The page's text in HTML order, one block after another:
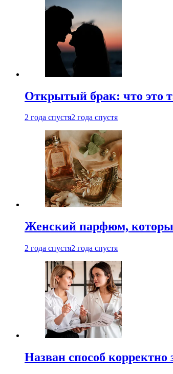
Открытый брак: что это
2 года спустя2 года спустя
Женский парфюм,
2 года спустя2 года спустя
Назван способ корректно